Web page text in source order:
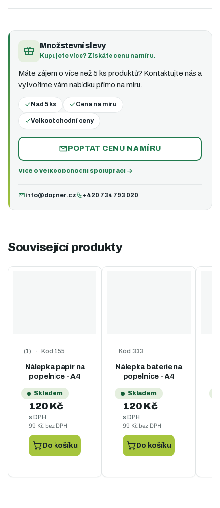
Množstevní slevy
Kupujete více? Získáte cenu na míru.
Máte zájem o více než 5 ks produktů? Kontaktujte nás a
vytvoříme vám nabídku přímo na míru.
Nad 5 ks Cena na míru
Velkoobchodní ceny
POPTAT CENU NA MÍRU
Více o velkoobchodní spolupráci
info@dopner.cz +420 734 793 020
Související produkty
Nálepka papír na
popelnice - A4
Skladem
Průměrné hodnocení produktu je 5,0 z 5 hvězdiček.
Kód 155
99 Kč bez DPH
120 Kč
s DPH
Do košíku
Nálepka baterie na
popelnice - A4
Skladem
Kód333
99 Kč bez DPH
120 Kč
s DPH
Do košíku